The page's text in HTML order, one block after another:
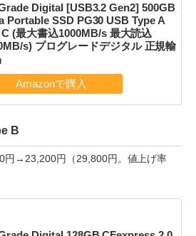
Digital [USB3.2 Gen2] 500GB
Portable SSD PG30 USB Type A
(最大書込1000MB/s 最大読込
s) プログレードデジタル 正規輸
B
円→23,200円（29,800円。値上げ率